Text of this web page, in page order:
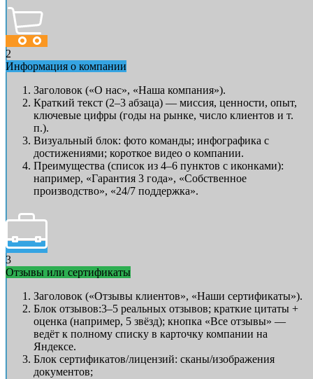
2
Информация о компании
Заголовок («О нас», «Наша компания»).
Краткий текст (2–3 абзаца) — миссия, ценности, опыт,
ключевые цифры (годы на рынке, число клиентов и т.
п.).
Визуальный блок: фото команды; инфографика с
достижениями; короткое видео о компании.
Преимущества (список из 4–6 пунктов с иконками):
например, «Гарантия 3 года», «Собственное
производство», «24/7 поддержка».
3
Отзывы или сертификаты
Заголовок («Отзывы клиентов», «Наши сертификаты»).
Блок отзывов:3–5 реальных отзывов; краткие цитаты +
оценка (например, 5 звёзд); кнопка «Все отзывы» —
ведёт к полному списку в карточку компании на
Яндексе.
Блок сертификатов/лицензий: сканы/изображения
документов;